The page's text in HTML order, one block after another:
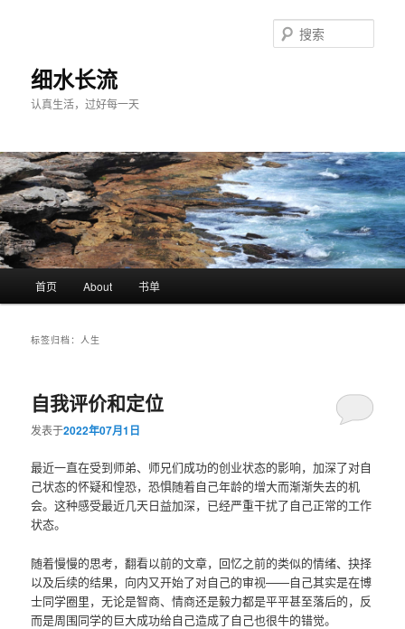
细水长流
认真生活，过好每一天
索
首页 About 书单
标签归档：人生
自我评价和定位
发表于2022年07月1日
最近一直在受到师弟、师兄们成功的创业状态的影响，加深了对自
己状态的怀疑和惶恐，恐惧随着自己年龄的增大而渐渐失去的机
会。这种感受最近几天日益加深，已经严重干扰了自己正常的工作
状态。
随着慢慢的思考，翻看以前的文章，回忆之前的类似的情绪、抉择
以及后续的结果，向内又开始了对自己的审视——自己其实是在博
士同学圈里，无论是智商、情商还是毅力都是平平甚至落后的，反
而是周围同学的巨大成功给自己造成了自己也很牛的错觉。